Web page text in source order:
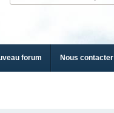
forum Nous contacter